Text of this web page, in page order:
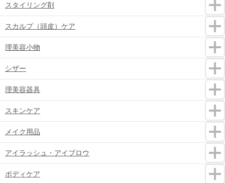
スタイリング剤
スカルプ（頭皮）ケア
理美容小物
シザー
理美容器具
スキンケア
メイク用品
アイラッシュ・アイブロウ
ボディケア